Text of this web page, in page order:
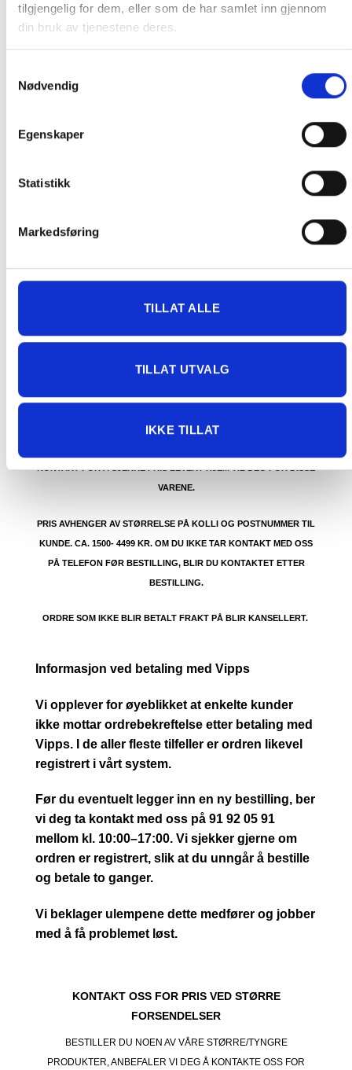
tilgjengelig for dem, eller som de har samlet inn gjennom
din bruk av tjenestene deres.
Nødvendig
Egenskaper
Statistikk
Markedsføring
TILLAT ALLE
TILLAT UTVALG
IKKE TILLAT
på pakken.
Produkter som kan knuses eller skades via. transport sendes ikke.
Har du ikke fått noen alternativ på frakt på din pakke så er
Noen produkter selges kun i
butikk, og får derfor kun opp valget klikk & hent. Hør med oss på
GRATIS FRAKT (Levert til hentested/butikk, ikke
MED POSTNORD. DET VIL SI PAKKER FRA 0-35 KG MED
DET ER IKKE GRATIS FRAKT PÅ ORDRE SOM IKKE KAN SENDES
KONTAKT FOR Å SJEKKE PRIS LEVERT HJEM TIL DEG FOR DISSE
VARENE.
PRIS AVHENGER AV STØRRELSE PÅ KOLLI OG POSTNUMMER TIL
KUNDE. CA. 1500- 4499 KR. OM DU IKKE TAR KONTAKT MED OSS
PÅ TELEFON FØR BESTILLING, BLIR DU KONTAKTET ETTER
BESTILLING.
ORDRE SOM IKKE BLIR BETALT FRAKT PÅ BLIR KANSELLERT.
Informasjon ved betaling med Vipps
Vi opplever for øyeblikket at enkelte kunder
ikke mottar ordrebekreftelse etter betaling med
Vipps. I de aller fleste tilfeller er ordren likevel
registrert i vårt system.
Før du eventuelt legger inn en ny bestilling, ber
vi deg ta kontakt med oss på 91 92 05 91
mellom kl. 10:00–17:00. Vi sjekker gjerne om
ordren er registrert, slik at du unngår å bestille
og betale to ganger.
Vi beklager ulempene dette medfører og jobber
med å få problemet løst.
KONTAKT OSS FOR PRIS VED STØRRE
FORSENDELSER
BESTILLER DU NOEN AV VÅRE STØRRE/TYNGRE
PRODUKTER, ANBEFALER VI DEG Å KONTAKTE OSS FOR